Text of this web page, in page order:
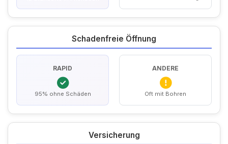
Schadenfreie Öffnung
RAPID
95% ohne Schäden
ANDERE
Oft mit Bohren
Versicherung